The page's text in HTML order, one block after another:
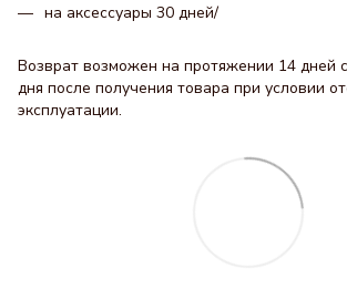
на аксессуары 30 днeй/
Возврат возможен на протяжении 14 дней
дня после получения товара при условии
эксплуатации.